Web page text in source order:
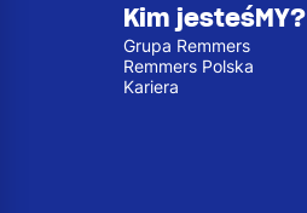
Kim jesteśMY?
Grupa Remmers
Remmers Polska
Kariera